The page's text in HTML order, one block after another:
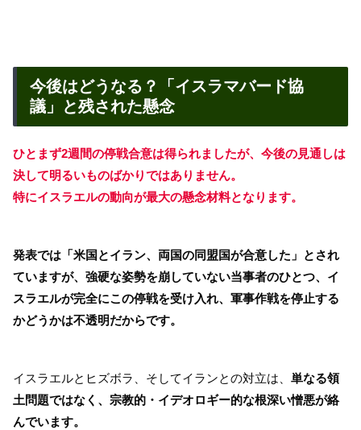
今後はどうなる？「イスラマバード協
議」と残された懸念
ひとまず2週間の停戦合意は得られましたが、今後の見通しは
決して明るいものばかりではありません。
特にイスラエルの動向が最大の懸念材料となります。
発表では「米国とイラン、両国の同盟国が合意した」とされ
ていますが、強硬な姿勢を崩していない当事者のひとつ、イ
スラエルが完全にこの停戦を受け入れ、軍事作戦を停止する
かどうかは不透明だからです。
イスラエルとヒズボラ、そしてイランとの対立は、 単なる領
土問題ではなく、宗教的・イデオロギー的な根深い憎悪が絡
んでいます。